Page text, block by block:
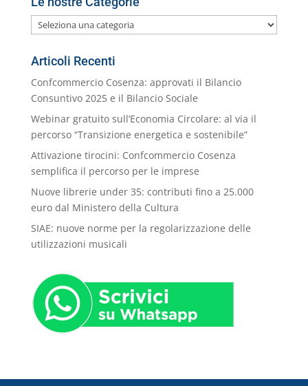
Le
nostre
Categorie
Articoli Recenti
Confcommercio Cosenza: approvati il Bilancio
Consuntivo 2025 e il Bilancio Sociale
Webinar gratuito sull’Economia Circolare: al via il
percorso “Transizione energetica e sostenibile”
Attivazione tirocini: Confcommercio Cosenza
semplifica il percorso per le imprese
Nuove librerie under 35: contributi fino a 25.000
euro dal Ministero della Cultura
SIAE: nuove norme per la regolarizzazione delle
utilizzazioni musicali